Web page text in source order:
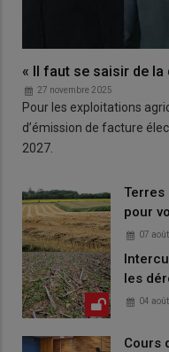
« Il faut se saisir de
27 novembre 2025
Pour les exploitations
d’émission de facture
2027.
Terres
pour
07
les
04
Cours